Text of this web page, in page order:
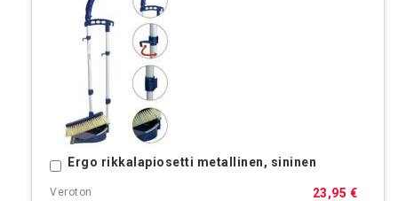
Ergo rikkalapiosetti metallinen, sininen
23,95 €
Ostoskoriin